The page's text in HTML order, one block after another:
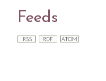
Feeds